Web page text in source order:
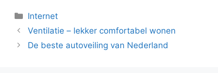
Categorieën
Internet
Ventilatie – lekker comfortabel wonen
De beste autoveiling van Nederland